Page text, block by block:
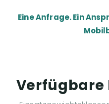
Eine Anfrage. Ein